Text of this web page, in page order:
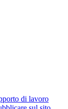
di lavoro